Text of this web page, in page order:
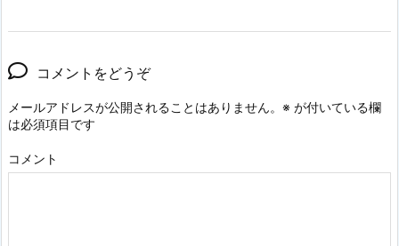
コメントをどうぞ
メールアドレスが公開されることはありません。 ※ が付いている欄
は必須項目です
コメント